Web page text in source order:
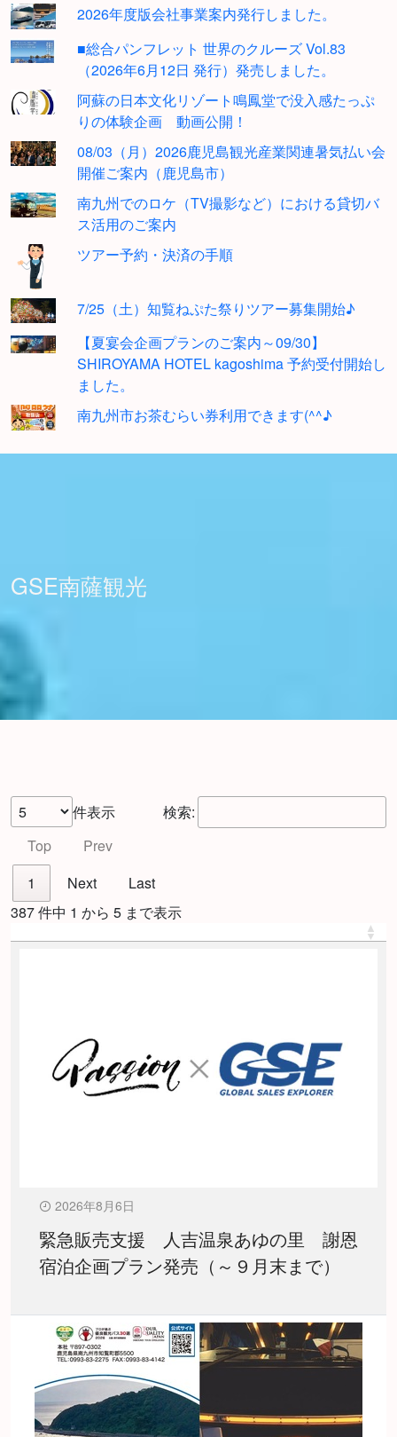
2026年度版会社事業案内発行しました。
■総合パンフレット 世界のクルーズ Vol.83
（2026年6月12日 発行）発売しました。
阿蘇の日本文化リゾート鳴鳳堂で没入感たっぷ
りの体験企画 動画公開！
08/03（月）2026鹿児島観光産業関連暑気払い会
開催ご案内（鹿児島市）
南九州でのロケ（TV撮影など）における貸切バ
ス活用のご案内
ツアー予約・決済の手順
7/25（土）知覧ねぷた祭りツアー募集開始♪
【夏宴会企画プランのご案内～09/30】
SHIROYAMA HOTEL kagoshima 予約受付開始し
ました。
南九州市お茶むらい券利用できます(^^♪
GSE南薩観光
件表示
検索:
Top
Prev
1
Next
Last
387 件中 1 から 5 まで表示
2026年8月6日
緊急販売支援 人吉温泉あゆの里 謝恩
宿泊企画プラン発売（～９月末まで）